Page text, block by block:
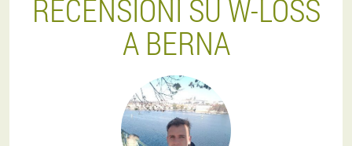
RECENSIONI SU W-LOSS
A BERNA